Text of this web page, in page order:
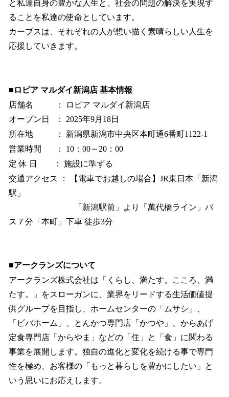
と私達自身の豊かな人生と、社会の問題の解決を実現す
ることを私達の使命としています。
カーブスは、それぞれの人が想い描く素晴らしい人生を
応援していきます。
■ロピア マルダイ新潟店 基本情報
店舗名 ： ロピア マルダイ新潟店
オープン日 ： 2025年9月18日
所在地 ： 新潟県新潟市中央区本町通6番町1122-1
営業時間 ： 10：00～20：00
定 休 日 ： 施設に準ずる
交通アクセス ： 【電車でお越しの場合】JR東日本「新潟
駅」
「新潟駅前」より「萬代橋ライン」バ
ス７分「本町」下車 徒歩3分
■アークランズについて
アークランズ株式会社は「くらし、満たす。こころ、満
たす。」をスローガンに、業界をリードする生活価値提
供グループを目指し、ホームセンターの「ムサシ」、
「ビバホーム」、とんかつ専門店「かつや」、からあげ
定食専門店「からやま」などの「住」と「食」に関わる
事業を展開します。独自の進化と変化を続ける事で専門
性を極め、お客様の「もっと暮らしを豊かにしたい」と
いう思いにお応えします。